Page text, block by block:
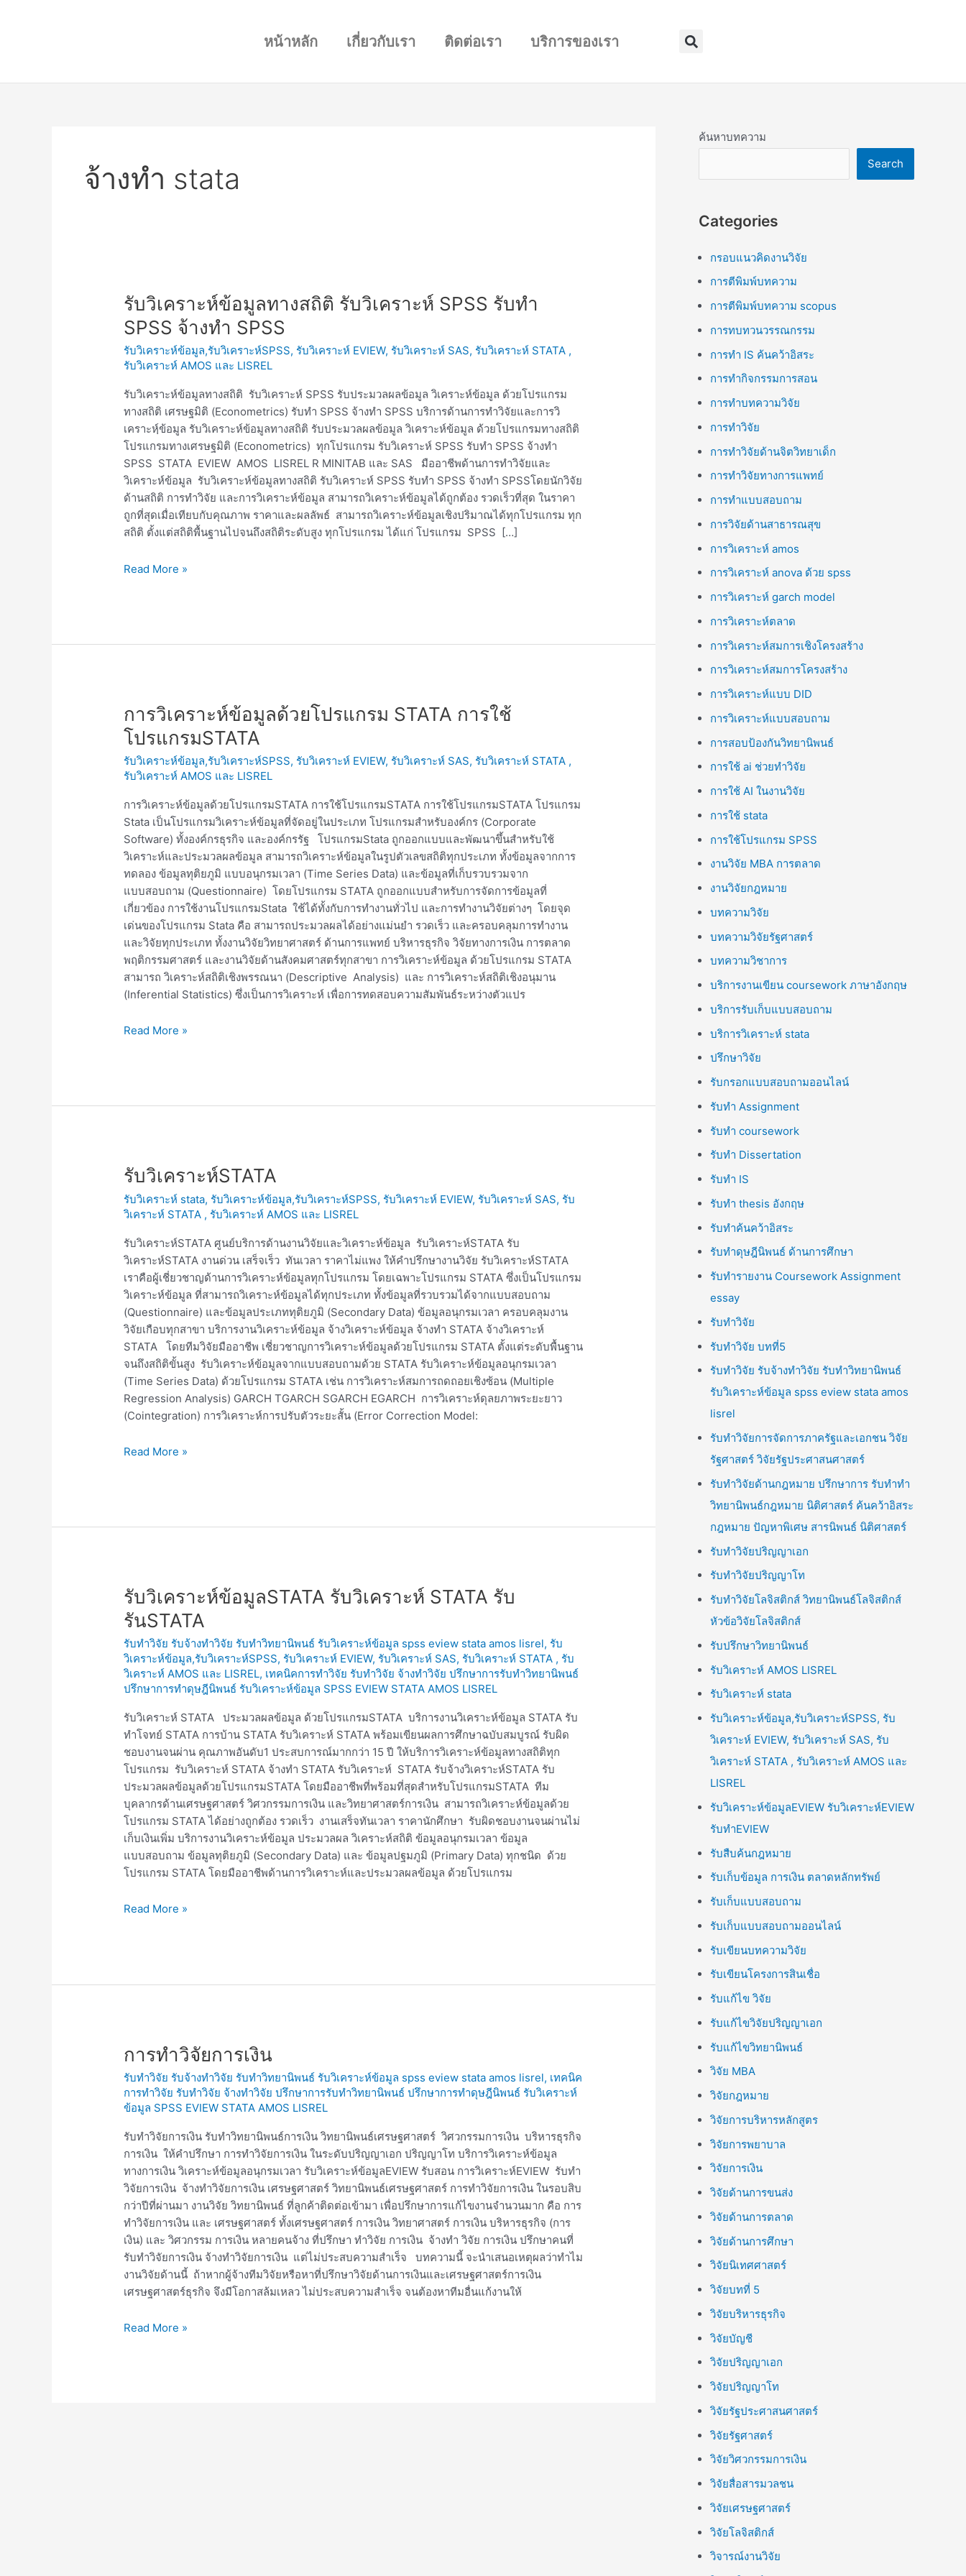
หน้าหลัก เกี่ยวกับเรา ติดต่อเรา บริการของเรา Search
จ้างทำ stata
รับวิเคราะห์ข้อมูลทางสถิติ รับวิเคราะห์ SPSS รับทำ
SPSS จ้างทำ SPSS
รับวิเคราะห์ข้อมูล,รับวิเคราะห์SPSS, รับวิเคราะห์ EVIEW, รับวิเคราะห์ SAS, รับวิเคราะห์ STATA ,
รับวิเคราะห์ AMOS และ LISREL
รับวิเคราะห์ข้อมูลทางสถิติ รับวิเคราะห์ SPSS รับประมวลผลข้อมูล วิเคราะห์ข้อมูล ด้วยโปรแกรม
ทางสถิติ เศรษฐมิติ (Econometrics) รับทำ SPSS จ้างทำ SPSS บริการด้านการทำวิจัยและการวิ
เคราะห์ฺข้อมูล รับวิเคราะห์ข้อมูลทางสถิติ รับประมวลผลข้อมูล วิเคราะห์ข้อมูล ด้วยโปรแกรมทางสถิติ
โปรแกรมทางเศรษฐมิติ (Econometrics) ทุกโปรแกรม รับวิเคราะห์ SPSS รับทำ SPSS จ้างทำ
SPSS STATA EVIEW AMOS LISREL R MINITAB และ SAS มืออาชีพด้านการทำวิจัยและ
วิเคราะห์ข้อมูล รับวิเคราะห์ข้อมูลทางสถิติ รับวิเคราะห์ SPSS รับทำ SPSS จ้างทำ SPSSโดยนักวิจัย
ด้านสถิติ การทำวิจัย และการวิเคราะห์ข้อมูล สามารถวิเคราะห์ข้อมูลได้ถูกต้อง รวดเร็วที่สุด ในราคา
ถูกที่สุดเมื่อเทียบกับคุณภาพ ราคาและผลลัพธ์ สามารถวิเคราะห์ข้อมูลเชิงปริมาณได้ทุกโปรแกรม ทุก
สถิติ ตั้งแต่สถิติพื้นฐานไปจนถึงสถิติระดับสูง ทุกโปรแกรม ได้แก่ โปรแกรม SPSS […]
รับ
ข้อมูล
ทาง
สถิติ
วิเคราะห์
SPSS
รับ
ทำ
SPSS
จ้าง
ทำ
SPSS
Read More »
การวิเคราะห์ข้อมูลด้วยโปรแกรม STATA การใช้
โปรแกรมSTATA
รับวิเคราะห์ข้อมูล,รับวิเคราะห์SPSS, รับวิเคราะห์ EVIEW, รับวิเคราะห์ SAS, รับวิเคราะห์ STATA ,
รับวิเคราะห์ AMOS และ LISREL
การวิเคราะห์ข้อมูลด้วยโปรแกรมSTATA การใช้โปรแกรมSTATA การใช้โปรแกรมSTATA โปรแกรม
Stata เป็นโปรแกรมวิเคราะห์ข้อมูลที่จัดอยู่ในประเภท โปรแกรมสำหรับองค์กร (Corporate
Software) ทั้งองค์กรธุรกิจ และองค์กรรัฐ โปรแกรมStata ถูกออกแบบและพัฒนาขึ้นสำหรับใช้
วิเคราะห์และประมวลผลข้อมูล สามารถวิเคราะห์ข้อมูลในรูปตัวเลขสถิติทุกประเภท ทั้งข้อมูลจากการ
ทดลอง ข้อมูลทุติยภูมิ แบบอนุกรมเวลา (Time Series Data) และข้อมูลที่เก็บรวบรวมจาก
แบบสอบถาม (Questionnaire) โดยโปรแกรม STATA ถูกออกแบบสำหรับการจัดการข้อมูลที่
เกี่ยวข้อง การใช้งานโปรแกรมStata ใช้ได้ทั้งกับการทำงานทั่วไป และการทำงานวิจัยต่างๆ โดยจุด
เด่นของโปรแกรม Stata คือ สามารถประมวลผลได้อย่างแม่นยำ รวดเร็ว และครอบคลุมการทำงาน
และวิจัยทุกประเภท ทั้งงานวิจัยวิทยาศาสตร์ ด้านการแพทย์ บริหารธุรกิจ วิจัยทางการเงิน การตลาด
พฤติกรรมศาสตร์ และงานวิจัยด้านสังคมศาสตร์ทุกสาขา การวิเคราะห์ข้อมูล ด้วยโปรแกรม STATA
สามารถ วิเคราะห์สถิติเชิงพรรณนา (Descriptive Analysis) และ การวิเคราะห์สถิติเชิงอนุมาน
(Inferential Statistics) ซึ่งเป็นการวิเคราะห์ เพื่อการทดสอบความสัมพันธ์ระหว่างตัวแปร
การ
วิเคราะห์
ข้อมูล
ด้วย
โปรแกรม
การ
ใช้
โปรแกรมSTATA
Read More »
รับวิเคราะห์STATA
รับวิเคราะห์ stata, รับวิเคราะห์ข้อมูล,รับวิเคราะห์SPSS, รับวิเคราะห์ EVIEW, รับวิเคราะห์ SAS, รับ
วิเคราะห์ STATA , รับวิเคราะห์ AMOS และ LISREL
รับวิเคราะห์STATA ศูนย์บริการด้านงานวิจัยและวิเคราะห์ข้อมูล รับวิเคราะห์STATA รับ
วิเคราะห์STATA งานด่วน เสร็จเร็ว ทันเวลา ราคาไม่แพง ให้คำปรึกษางานวิจัย รับวิเคราะห์STATA
เราคือผู้เชี่ยวชาญด้านการวิเคราะห์ข้อมูลทุกโปรแกรม โดยเฉพาะโปรแกรม STATA ซึ่งเป็นโปรแกรม
วิเคราะห์ข้อมูล ที่สามารถวิเคราะห์ข้อมูลได้ทุกประเภท ทั้งข้อมูลที่รวบรวมได้จากแบบสอบถาม
(Questionnaire) และข้อมูลประเภททุติยภูมิ (Secondary Data) ข้อมูลอนุกรมเวลา ครอบคลุมงาน
วิจัยเกือบทุกสาขา บริการงานวิเคราะห์ข้อมูล จ้างวิเคราะห์ข้อมูล จ้างทำ STATA จ้างวิเคราะห์
STATA โดยทีมวิจัยมืออาชีพ เชี่ยวชาญการวิเคราะห์ข้อมูลด้วยโปรแกรม STATA ตั้งแต่ระดับพื้นฐาน
จนถึงสถิติขั้นสูง รับวิเคราะห์ข้อมูลจากแบบสอบถามด้วย STATA รับวิเคราะห์ข้อมูลอนุกรมเวลา
(Time Series Data) ด้วยโปรแกรม STATA เช่น การวิเคราะห์สมการถดถอยเชิงซ้อน (Multiple
Regression Analysis) GARCH TGARCH SGARCH EGARCH การวิเคราะห์ดุลยภาพระยะยาว
(Cointegration) การวิเคราะห์การปรับตัวระยะสั้น (Error Correction Model:
รับ
Read More »
รับวิเคราะห์ข้อมูลSTATA รับวิเคราะห์ STATA รับ
รันSTATA
รับทำวิจัย รับจ้างทำวิจัย รับทำวิทยานิพนธ์ รับวิเคราะห์ข้อมูล spss eview stata amos lisrel, รับ
วิเคราะห์ข้อมูล,รับวิเคราะห์SPSS, รับวิเคราะห์ EVIEW, รับวิเคราะห์ SAS, รับวิเคราะห์ STATA , รับ
วิเคราะห์ AMOS และ LISREL, เทคนิคการทำวิจัย รับทำวิจัย จ้างทำวิจัย ปรึกษาการรับทำวิทยานิพนธ์
ปรึกษาการทำดุษฎีนิพนธ์ รับวิเคราะห์ข้อมูล SPSS EVIEW STATA AMOS LISREL
รับวิเคราะห์ STATA ประมวลผลข้อมูล ด้วยโปรแกรมSTATA บริการงานวิเคราะห์ข้อมูล STATA รับ
ทำโจทย์ STATA การบ้าน STATA รับวิเคราะห์ STATA พร้อมเขียนผลการศึกษาฉบับสมบูรณ์ รับผิด
ชอบงานจนผ่าน คุณภาพอันดับ1 ประสบการณ์มากกว่า 15 ปี ให้บริการวิเคราะห์ข้อมูลทางสถิติทุก
โปรแกรม รับวิเคราะห์ STATA จ้างทำ STATA รับวิเคราะห์ STATA รับจ้างวิเคราะห์STATA รับ
ประมวลผลข้อมูลด้วยโปรแกรมSTATA โดยมืออาชีพที่พร้อมที่สุดสำหรับโปรแกรมSTATA ทีม
บุคลากรด้านเศรษฐศาสตร์ วิศวกรรมการเงิน และวิทยาศาสตร์การเงิน สามารถวิเคราะห์ข้อมูลด้วย
โปรแกรม STATA ได้อย่างถูกต้อง รวดเร็ว งานเสร็จทันเวลา ราคานักศึกษา รับผิดชอบงานจนผ่านไม่
เก็บเงินเพิ่ม บริการงานวิเคราะห์ข้อมูล ประมวลผล วิเคราะห์สถิติ ข้อมูลอนุกรมเวลา ข้อมูล
แบบสอบถาม ข้อมูลทุติยภูมิ (Secondary Data) และ ข้อมูลปฐมภูมิ (Primary Data) ทุกชนิด ด้วย
โปรแกรม STATA โดยมืออาชีพด้านการวิเคราะห์และประมวลผลข้อมูล ด้วยโปรแกรม
รับ
วิเคราะห์
ข้อมูลSTATA
รับ
วิเคราะห์
STATA
รับ
รันSTATA
Read More »
การทำวิจัยการเงิน
รับทำวิจัย รับจ้างทำวิจัย รับทำวิทยานิพนธ์ รับวิเคราะห์ข้อมูล spss eview stata amos lisrel, เทคนิค
การทำวิจัย รับทำวิจัย จ้างทำวิจัย ปรึกษาการรับทำวิทยานิพนธ์ ปรึกษาการทำดุษฎีนิพนธ์ รับวิเคราะห์
ข้อมูล SPSS EVIEW STATA AMOS LISREL
รับทำวิจัยการเงิน รับทำวิทยานิพนธ์การเงิน วิทยานิพนธ์เศรษฐศาสตร์ วิศวกรรมการเงิน บริหารธุรกิจ
การเงิน ให้คำปรึกษา การทำวิจัยการเงิน ในระดับปริญญาเอก ปริญญาโท บริการวิเคราะห์ข้อมูล
ทางการเงิน วิเคราะห์ข้อมูลอนุกรมเวลา รับวิเคราะห์ข้อมูลEVIEW รับสอน การวิเคราะห์EVIEW รับทำ
วิจัยการเงิน จ้างทำวิจัยการเงิน เศรษฐศาสตร์ วิทยานิพนธ์เศรษฐศาสตร์ การทำวิจัยการเงิน ในรอบสิบ
กว่าปีที่ผ่านมา งานวิจัย วิทยานิพนธ์ ที่ลูกค้าติดต่อเข้ามา เพื่อปรึกษาการแก้ไขงานจำนวนมาก คือ การ
ทำวิจัยการเงิน และ เศรษฐศาสตร์ ทั้งเศรษฐศาสตร์ การเงิน วิทยาศาสตร์ การเงิน บริหารธุรกิจ (การ
เงิน) และ วิศวกรรม การเงิน หลายคนจ้าง ที่ปรึกษา ทำวิจัย การเงิน จ้างทำ วิจัย การเงิน ปรึกษาคนที่
รับทำวิจัยการเงิน จ้างทำวิจัยการเงิน แต่ไม่ประสบความสำเร็จ บทความนี้ จะนำเสนอเหตุผลว่าทำไม
งานวิจัยด้านนี้ ถ้าหากผู้จ้างทีมวิจัยหรือหาที่ปรึกษาวิจัยด้านการเงินและเศรษฐศาสตร์การเงิน
เศรษฐศาสตร์ธุรกิจ จึงมีโอกาสล้มเหลว ไม่ประสบความสำเร็จ จนต้องหาทีมอื่นแก้งานให้
การ
วิจัย
การ
Read More »
ค้นหาบทความ
Search
Categories
กรอบแนวคิดงานวิจัย
การตีพิมพ์บทความ
การตีพิมพ์บทความ scopus
การทบทวนวรรณกรรม
การทำ IS ค้นคว้าอิสระ
การทำกิจกรรมการสอน
การทำบทความวิจัย
การทำวิจัย
การทำวิจัยด้านจิตวิทยาเด็ก
การทำวิจัยทางการแพทย์
การทำแบบสอบถาม
การวิจัยด้านสาธารณสุข
การวิเคราะห์ amos
การวิเคราะห์ anova ด้วย spss
การวิเคราะห์ garch model
การวิเคราะห์ตลาด
การวิเคราะห์สมการเชิงโครงสร้าง
การวิเคราะห์สมการโครงสร้าง
การวิเคราะห์แบบ DID
การวิเคราะห์แบบสอบถาม
การสอบป้องกันวิทยานิพนธ์
การใช้ ai ช่วยทำวิจัย
การใช้ AI ในงานวิจัย
การใช้ stata
การใช้โปรแกรม SPSS
งานวิจัย MBA การตลาด
งานวิจัยกฎหมาย
บทความวิจัย
บทความวิจัยรัฐศาสตร์
บทความวิชาการ
บริการงานเขียน coursework ภาษาอังกฤษ
บริการรับเก็บแบบสอบถาม
บริการวิเคราะห์ stata
ปรึกษาวิจัย
รับกรอกแบบสอบถามออนไลน์
รับทำ Assignment
รับทำ coursework
รับทำ Dissertation
รับทำ IS
รับทำ thesis อังกฤษ
รับทำค้นคว้าอิสระ
รับทำดุษฎีนิพนธ์ ด้านการศึกษา
รับทำรายงาน Coursework Assignment
essay
รับทำวิจัย
รับทำวิจัย บทที่5
รับทำวิจัย รับจ้างทำวิจัย รับทำวิทยานิพนธ์
รับวิเคราะห์ข้อมูล spss eview stata amos
lisrel
รับทำวิจัยการจัดการภาครัฐและเอกชน วิจัย
รัฐศาสตร์ วิจัยรัฐประศาสนศาสตร์
รับทำวิจัยด้านกฎหมาย ปรึกษาการ รับทำทำ
วิทยานิพนธ์กฎหมาย นิติศาสตร์ ค้นคว้าอิสระ
กฎหมาย ปัญหาพิเศษ สารนิพนธ์ นิติศาสตร์
รับทำวิจัยปริญญาเอก
รับทำวิจัยปริญญาโท
รับทำวิจัยโลจิสติกส์ วิทยานิพนธ์โลจิสติกส์
หัวข้อวิจัยโลจิสติกส์
รับปรึกษาวิทยานิพนธ์
รับวิเคราะห์ AMOS LISREL
รับวิเคราะห์ stata
รับวิเคราะห์ข้อมูล,รับวิเคราะห์SPSS, รับ
วิเคราะห์ EVIEW, รับวิเคราะห์ SAS, รับ
วิเคราะห์ STATA , รับวิเคราะห์ AMOS และ
LISREL
รับวิเคราะห์ข้อมูลEVIEW รับวิเคราะห์EVIEW
รับทำEVIEW
รับสืบค้นกฎหมาย
รับเก็บข้อมูล การเงิน ตลาดหลักทรัพย์
รับเก็บแบบสอบถาม
รับเก็บแบบสอบถามออนไลน์
รับเขียนบทความวิจัย
รับเขียนโครงการสินเชื่อ
รับแก้ไข วิจัย
รับแก้ไขวิจัยปริญญาเอก
รับแก้ไขวิทยานิพนธ์
วิจัย MBA
วิจัยกฎหมาย
วิจัยการบริหารหลักสูตร
วิจัยการพยาบาล
วิจัยการเงิน
วิจัยด้านการขนส่ง
วิจัยด้านการตลาด
วิจัยด้านการศึกษา
วิจัยนิเทศศาสตร์
วิจัยบทที่ 5
วิจัยบริหารธุรกิจ
วิจัยบัญชี
วิจัยปริญญาเอก
วิจัยปริญญาโท
วิจัยรัฐประศาสนศาสตร์
วิจัยรัฐศาสตร์
วิจัยวิศวกรรมการเงิน
วิจัยสื่อสารมวลชน
วิจัยเศรษฐศาสตร์
วิจัยโลจิสติกส์
วิจารณ์งานวิจัย